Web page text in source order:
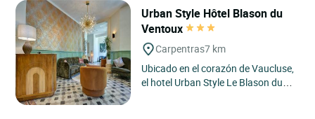
Urban Style Hôtel Blason du
Ventoux
Carpentras7 km
Ubicado en el corazón de Vaucluse,
el hotel Urban Style Le Blason du